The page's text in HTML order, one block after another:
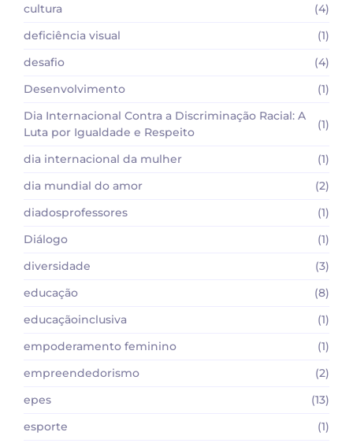
cultura
(4)
deficiência visual
(1)
desafio
(4)
Desenvolvimento
(1)
Dia Internacional Contra a Discriminação Racial: A
Luta por Igualdade e Respeito
(1)
dia internacional da mulher
(1)
dia mundial do amor
(2)
diadosprofessores
(1)
Diálogo
(1)
diversidade
(3)
educação
(8)
educaçãoinclusiva
(1)
empoderamento feminino
(1)
empreendedorismo
(2)
epes
(13)
esporte
(1)